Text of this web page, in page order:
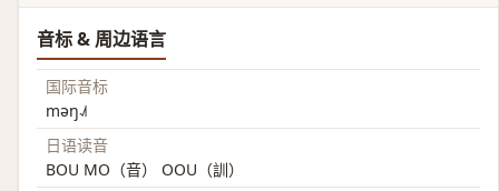
音标 & 周边语言
国际音标
məŋ˨˩˦
日语读音
BOU MO（音） OOU（訓）